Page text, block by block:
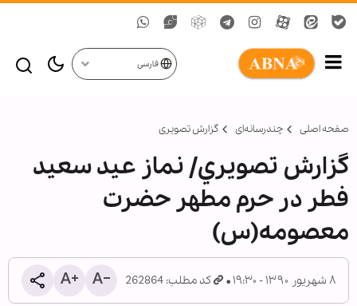
فارسی
صفحه اصلی چندرسانه‌ای گزارش تصويری
گزارش تصويري/ نماز عيد سعيد
فطر در حرم مطهر حضرت
معصومه(س)
۸ شهریور ۱۳۹۰ - ۱۹:۳۰ کد مطلب: 262864